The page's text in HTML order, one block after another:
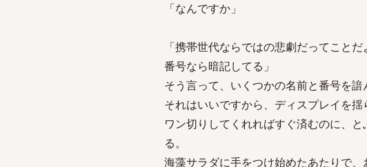
「なんですか」
「携帯世代ならではの悲劇だってこと
番号なら暗記してる」
そう言って、いくつかの名前と番号を諳
それはいいですから、ディスプレイを揺
ワン切りしてくれればすぐ済むのに、
る。
海藻サラダに手をつけ始めたあたりで